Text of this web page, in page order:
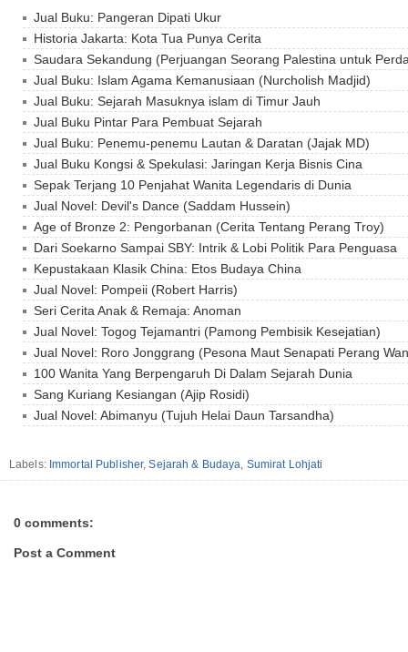
Jual Buku: Pangeran Dipati Ukur
Historia Jakarta: Kota Tua Punya Cerita
Saudara Sekandung (Perjuangan Seorang Palestina untuk
Jual Buku: Islam Agama Kemanusiaan (Nurcholish Madjid)
Jual Buku: Sejarah Masuknya islam di Timur Jauh
Jual Buku Pintar Para Pembuat Sejarah
Jual Buku: Penemu-penemu Lautan & Daratan (Jajak MD)
Jual Buku Kongsi & Spekulasi: Jaringan Kerja Bisnis Cina
Sepak Terjang 10 Penjahat Wanita Legendaris di Dunia
Jual Novel: Devil's Dance (Saddam Hussein)
Age of Bronze 2: Pengorbanan (Cerita Tentang Perang Troy)
Dari Soekarno Sampai SBY: Intrik & Lobi Politik Para Penguasa
Kepustakaan Klasik China: Etos Budaya China
Jual Novel: Pompeii (Robert Harris)
Seri Cerita Anak & Remaja: Anoman
Jual Novel: Togog Tejamantri (Pamong Pembisik Kesejatian)
Jual Novel: Roro Jonggrang (Pesona Maut Senapati Perang
100 Wanita Yang Berpengaruh Di Dalam Sejarah Dunia
Sang Kuriang Kesiangan (Ajip Rosidi)
Jual Novel: Abimanyu (Tujuh Helai Daun Tarsandha)
Labels: Immortal Publisher,Sejarah & Budaya, Sumirat Lohjati
0 comments:
Post a Comment